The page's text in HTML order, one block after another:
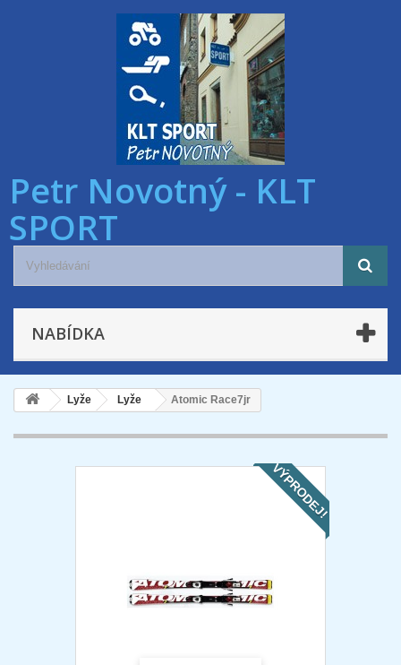
Petr Novotný - KLT
SPORT
NABÍDKA
Lyže Lyže Atomic Race7jr
VÝPRODEJ!